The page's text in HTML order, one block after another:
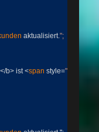
aktualisiert.";
</b> ist <span style="color: